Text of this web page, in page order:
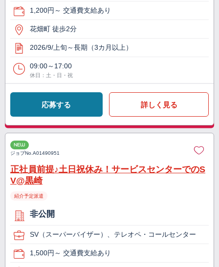
1,200円～ 交通費支給あり
花畑町 徒歩2分
2026/9/上旬～長期（3カ月以上）
09:00～17:00
休日：土・日・祝
応募する 詳しく見る
NEW
ジョブNo.A01490951
正社員前提♪土日祝休み！サービスセンターでのS
V@黒崎
紹介予定派遣
非公開
SV（スーパーバイザー）、テレオペ・コールセンター
1,500円～ 交通費支給あり